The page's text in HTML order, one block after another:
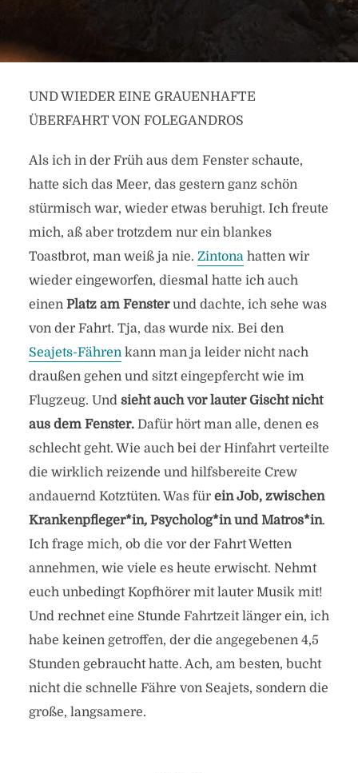
UND WIEDER EINE GRAUENHAFTE
ÜBERFAHRT VON FOLEGANDROS
Als ich in der Früh aus dem Fenster schaute,
hatte sich das Meer, das gestern ganz schön
stürmisch war, wieder etwas beruhigt. Ich freute
mich, aß aber trotzdem nur ein blankes
Toastbrot, man weiß ja nie. Zintonahatten wir
wieder eingeworfen, diesmal hatte ich auch
einen Platz am Fensterund dachte, ich sehe was
von der Fahrt. Tja, das wurde nix. Bei den
Seajets-Fährenkann man ja leider nicht nach
draußen gehen und sitzt eingepfercht wie im
Flugzeug. Und sieht auch vor lauter Gischt nicht
aus dem Fenster.Dafür hört man alle, denen es
schlecht geht. Wie auch bei der Hinfahrt verteilte
die wirklich reizende und hilfsbereite Crew
andauernd Kotztüten. Was für ein Job, zwischen
Krankenpfleger*in, Psycholog*in und Matros*in.
Ich frage mich, ob die vor der Fahrt Wetten
annehmen, wie viele es heute erwischt. Nehmt
euch unbedingt Kopfhörer mit lauter Musik mit!
Und rechnet eine Stunde Fahrtzeit länger ein, ich
habe keinen getroffen, der die angegebenen 4,5
Stunden gebraucht hatte. Ach, am besten, bucht
nicht die schnelle Fähre von Seajets, sondern die
große, langsamere.